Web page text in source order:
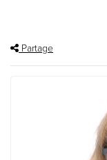
Partage